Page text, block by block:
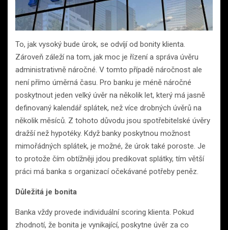
To, jak vysoký bude úrok, se odvíjí od bonity klienta.
Zároveň záleží na tom, jak moc je řízení a správa úvěru
administrativně náročné. V tomto případě náročnost ale
není přímo úměrná času. Pro banku je méně náročné
poskytnout jeden velký úvěr na několik let, který má jasně
definovaný kalendář splátek, než více drobných úvěrů na
několik měsíců. Z tohoto důvodu jsou spotřebitelské úvěry
dražší než hypotéky. Když banky poskytnou možnost
mimořádných splátek, je možné, že úrok také poroste. Je
to protože čím obtížněji jdou predikovat splátky, tím větší
práci má banka s organizací očekávané potřeby peněz.
Důležitá je bonita
Banka vždy provede individuální scoring klienta. Pokud
zhodnotí, že bonita je vynikající, poskytne úvěr za co